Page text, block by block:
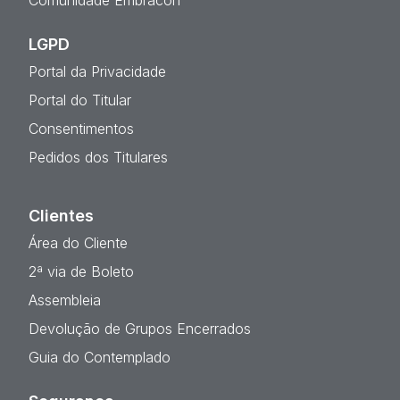
LGPD
Portal da Privacidade
Portal do Titular
Consentimentos
Pedidos dos Titulares
Clientes
Área do Cliente
2ª via de Boleto
Assembleia
Devolução de Grupos Encerrados
Guia do Contemplado